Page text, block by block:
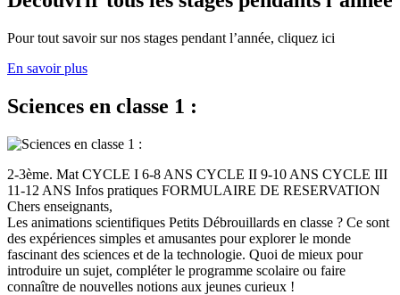
Pour tout savoir sur nos stages pendant l’année, cliquez ici
En savoir plus
Sciences en classe 1 :
2-3ème. Mat CYCLE I 6-8 ANS CYCLE II 9-10 ANS CYCLE III
11-12 ANS Infos pratiques FORMULAIRE DE RESERVATION
Chers enseignants,
Les animations scientifiques Petits Débrouillards en classe ? Ce sont
des expériences simples et amusantes pour explorer le monde
fascinant des sciences et de la technologie. Quoi de mieux pour
introduire un sujet, compléter le programme scolaire ou faire
connaître de nouvelles notions aux jeunes curieux !